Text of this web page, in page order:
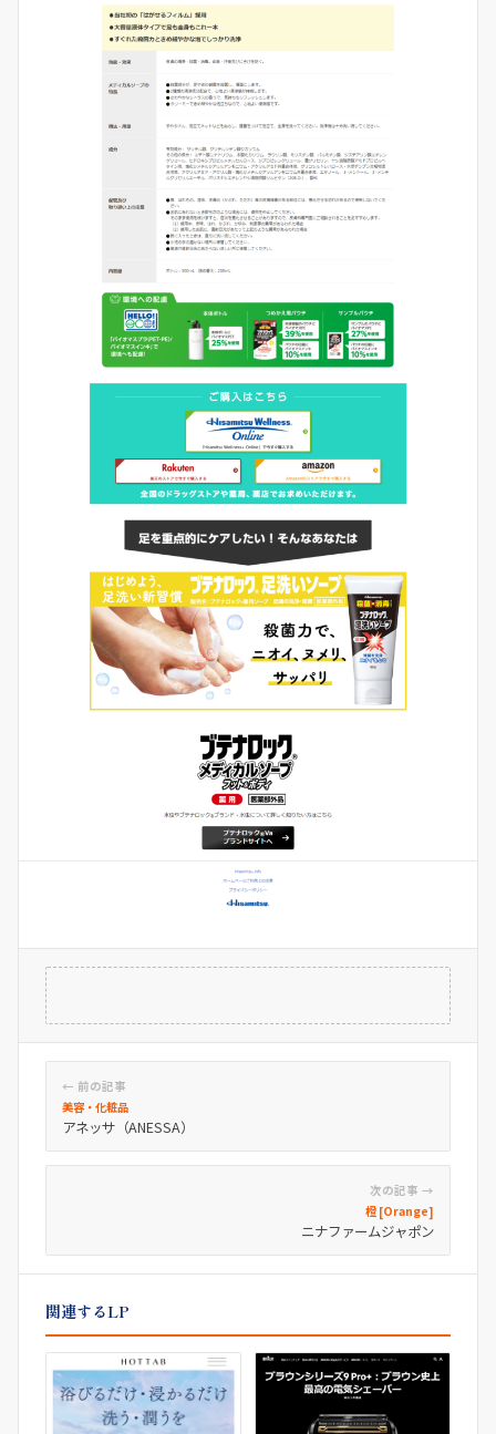
← 前の記事
美容・化粧品
アネッサ（ANESSA）
次の記事 →
橙 [Orange]
ニナファームジャポン
関連するLP